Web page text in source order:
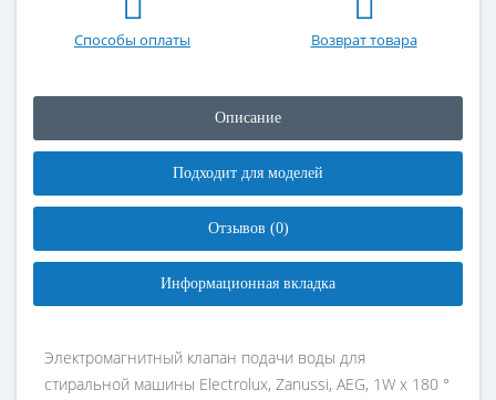
Способы оплаты Возврат товара
Описание
Подходит для моделей
Отзывов (0)
Информационная вкладка
Электромагнитный клапан подачи воды для
стиральной машины Electrolux, Zanussi, AEG, 1W x 180 °